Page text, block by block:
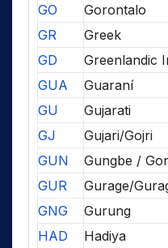
GO
Gorontalo
GR
Greek
GD
Greenlandic
GUA
Guaraní
GU
Gujarati
GJ
Gujari/Gojri
GUN
Gungbe /
GUR
Gurage/
GNG
Gurung
HAD
Hadiya